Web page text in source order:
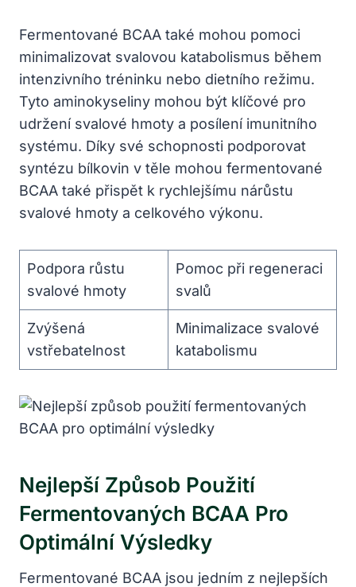
Fermentované BCAA také mohou pomoci
minimalizovat svalovou katabolismus během
intenzivního tréninku nebo dietního režimu.
Tyto aminokyseliny mohou být klíčové pro
udržení svalové hmoty a posílení imunitního
systému. Díky své schopnosti podporovat
syntézu bílkovin v těle mohou fermentované
BCAA také přispět k rychlejšímu nárůstu
svalové hmoty a celkového výkonu.
Podpora růstu
svalové hmoty
Pomoc při regeneraci
svalů
Zvýšená
vstřebatelnost
Minimalizace svalové
katabolismu
Nejlepší Způsob Použití
Fermentovaných BCAA Pro
Optimální Výsledky
Fermentované BCAA jsou jedním z nejlepších